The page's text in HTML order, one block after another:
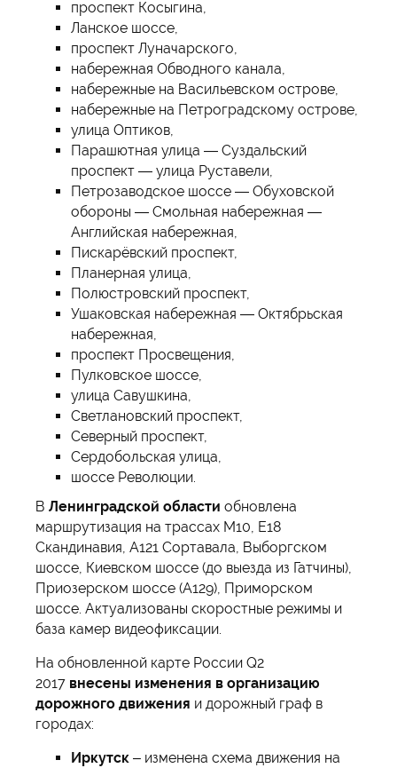
проспект Косыгина,
Ланское шоссе,
проспект Луначарского,
набережная Обводного канала,
набережные на Васильевском острове,
набережные на Петроградскому острове,
улица Оптиков,
Парашютная улица — Суздальский
проспект — улица Руставели,
Петрозаводское шоссе — Обуховской
обороны — Смольная набережная —
Английская набережная,
Пискарёвский проспект,
Планерная улица,
Полюстровский проспект,
Ушаковская набережная — Октябрьская
набережная,
проспект Просвещения,
Пулковское шоссе,
улица Савушкина,
Светлановский проспект,
Северный проспект,
Сердобольская улица,
шоссе Революции.
В Ленинградской области обновлена
маршрутизация на трассах М10, E18
Скандинавия, А121 Сортавала, Выборгском
шоссе, Киевском шоссе (до выезда из Гатчины),
Приозерском шоссе (А129), Приморском
шоссе. Актуализованы скоростные режимы и
база камер видеофиксации.
На обновленной карте России Q2
2017 внесены изменения в организацию
дорожного движения и дорожный граф в
городах:
Иркутск – изменена схема движения на